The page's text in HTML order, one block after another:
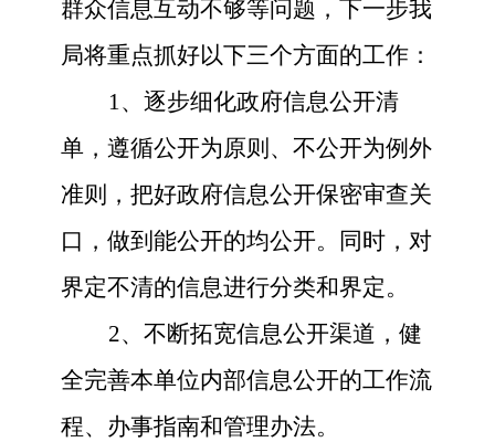
群众信息互动不够等问题，下一步我
局将重点抓好以下三个方面的工作：
1、逐步细化政府信息公开清
单，遵循公开为原则、不公开为例外
准则，把好政府信息公开保密审查关
口，做到能公开的均公开。同时，对
界定不清的信息进行分类和界定。
2、不断拓宽信息公开渠道，健
全完善本单位内部信息公开的工作流
程、办事指南和管理办法。